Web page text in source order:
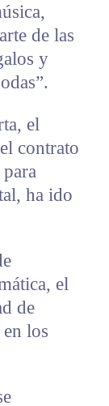
de las
y
el
contrato
ha ido
el
de
los